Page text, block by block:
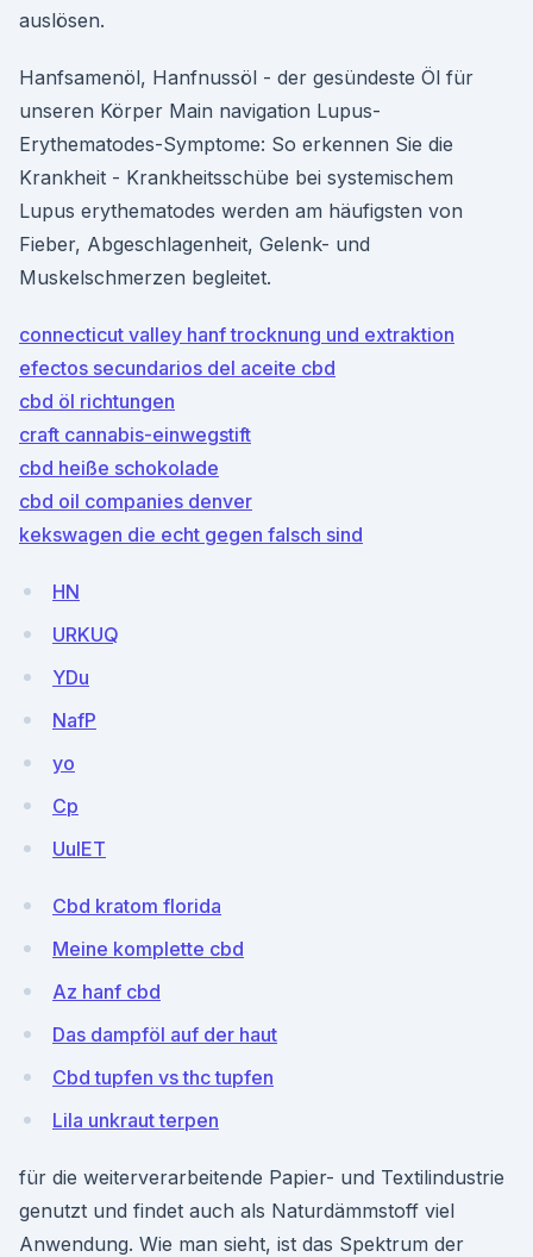
auslösen.
Hanfsamenöl, Hanfnussöl - der gesündeste Öl für
unseren Körper Main navigation Lupus-
Erythematodes-Symptome: So erkennen Sie die
Krankheit - Krankheitsschübe bei systemischem
Lupus erythematodes werden am häufigsten von
Fieber, Abgeschlagenheit, Gelenk- und
Muskelschmerzen begleitet.
connecticut valley hanf trocknung und extraktion
efectos secundarios del aceite cbd
cbd öl richtungen
craft cannabis-einwegstift
cbd heiße schokolade
cbd oil companies denver
kekswagen die echt gegen falsch sind
HN
URKUQ
YDu
NafP
yo
Cp
UuIET
Cbd kratom florida
Meine komplette cbd
Az hanf cbd
Das dampföl auf der haut
Cbd tupfen vs thc tupfen
Lila unkraut terpen
für die weiterverarbeitende Papier- und Textilindustrie
genutzt und findet auch als Naturdämmstoff viel
Anwendung. Wie man sieht, ist das Spektrum der